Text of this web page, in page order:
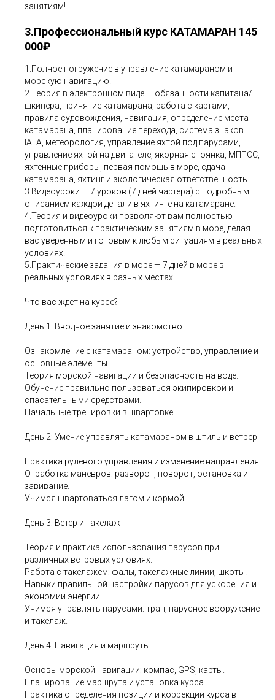
занятиям!
3.Профессиональный курс КАТАМАРАН 145
000₽
1.Полное погружение в управление катамараном и
морскую навигацию.
2.Теория в электронном виде — обязанности капитана/
шкипера, принятие катамарана, работа с картами,
правила судовождения, навигация, определение места
катамарана, планирование перехода, система знаков
IALA, метеорология, управление яхтой под парусами,
управление яхтой на двигателе, якорная стоянка, МППСС,
яхтенные приборы, первая помощь в море, сдача
катамарана, яхтинг и экологическая ответственность.
3.Видеоуроки — 7 уроков (7 дней чартера) с подробным
описанием каждой детали в яхтинге на катамаране.
4.Теория и видеоуроки позволяют вам полностью
подготовиться к практическим занятиям в море, делая
вас уверенным и готовым к любым ситуациям в реальных
условиях.
5.Практические задания в море — 7 дней в море в
реальных условиях в разных местах!
Что вас ждет на курсе?
День 1: Вводное занятие и знакомство
Ознакомление с катамараном: устройство, управление и
основные элементы.
Теория морской навигации и безопасность на воде.
Обучение правильно пользоваться экипировкой и
спасательными средствами.
Начальные тренировки в швартовке.
День 2: Умение управлять катамараном в штиль и ветрер
Практика рулевого управления и изменение направления.
Отработка маневров: разворот, поворот, остановка и
завивание.
Учимся швартоваться лагом и кормой.
День 3: Ветер и такелаж
Теория и практика использования парусов при
различных ветровых условиях.
Работа с такелажем: фалы, такелажные линии, шкоты.
Навыки правильной настройки парусов для ускорения и
экономии энергии.
Учимся управлять парусами: трап, парусное вооружение
и такелаж.
День 4: Навигация и маршруты
Основы морской навигации: компас, GPS, карты.
Планирование маршрута и установка курса.
Практика определения позиции и коррекции курса в